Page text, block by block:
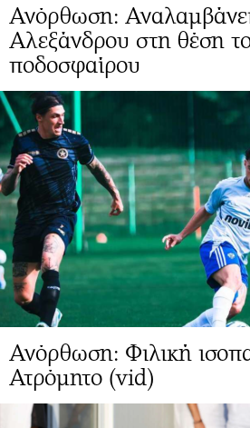
Ανόρθωση:
Αλεξάνδρου στη θέση
ποδοσφαίρου
Ανόρθωση: Φιλική
Ατρόμητο (vid)